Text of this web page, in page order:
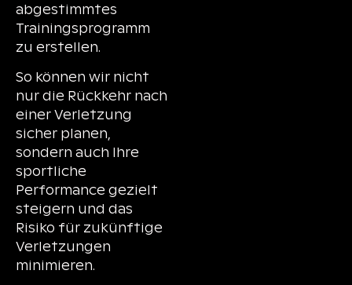
abgestimmtes
Trainingsprogramm
zu erstellen.
So können wir nicht
nur die Rückkehr nach
einer Verletzung
sicher planen,
sondern auch Ihre
sportliche
Performance gezielt
steigern und das
Risiko für zukünftige
Verletzungen
minimieren.